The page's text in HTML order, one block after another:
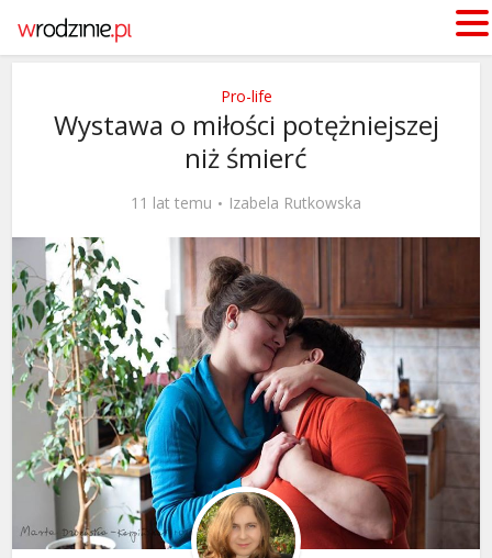
Pro-life
Wystawa o miłości potężniejszej
niż śmierć
11 lat temu Izabela Rutkowska